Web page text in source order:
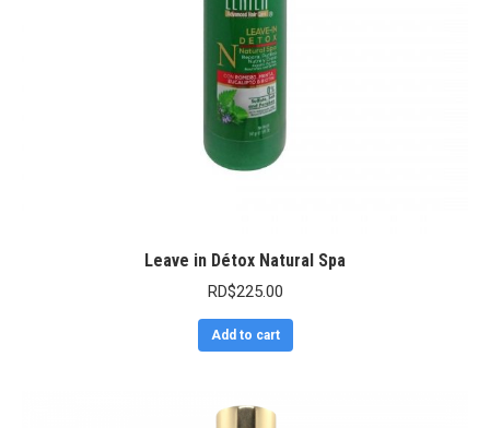
Leave in Détox Natural Spa
RD$225.00
Add to cart